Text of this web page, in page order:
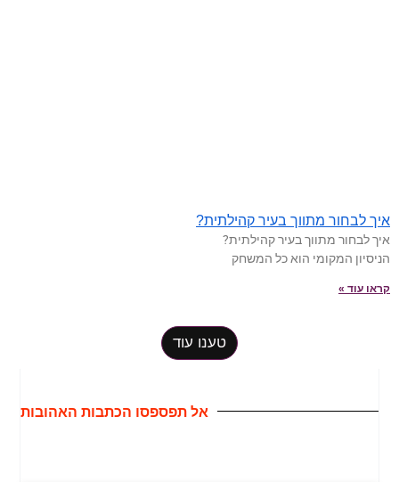
איך לבחור מתווך בעיר קהילתית?
איך לבחור מתווך בעיר קהילתית?
הניסיון המקומי הוא כל המשחק
קראו עוד »
טענו עוד
אל תפספסו הכתבות האהובות